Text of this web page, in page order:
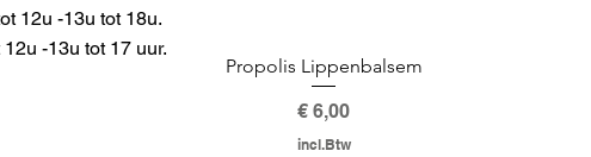
Propolis Lippenbalsem
Prijs
€ 6,00
incl.Btw
12u -13u tot 18u.
-13u tot 17 uur.